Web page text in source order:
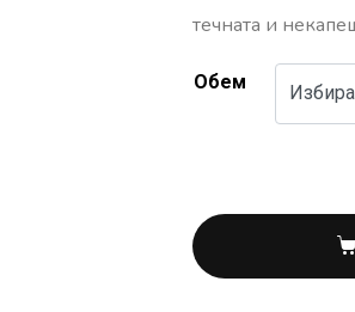
течната и
Обем